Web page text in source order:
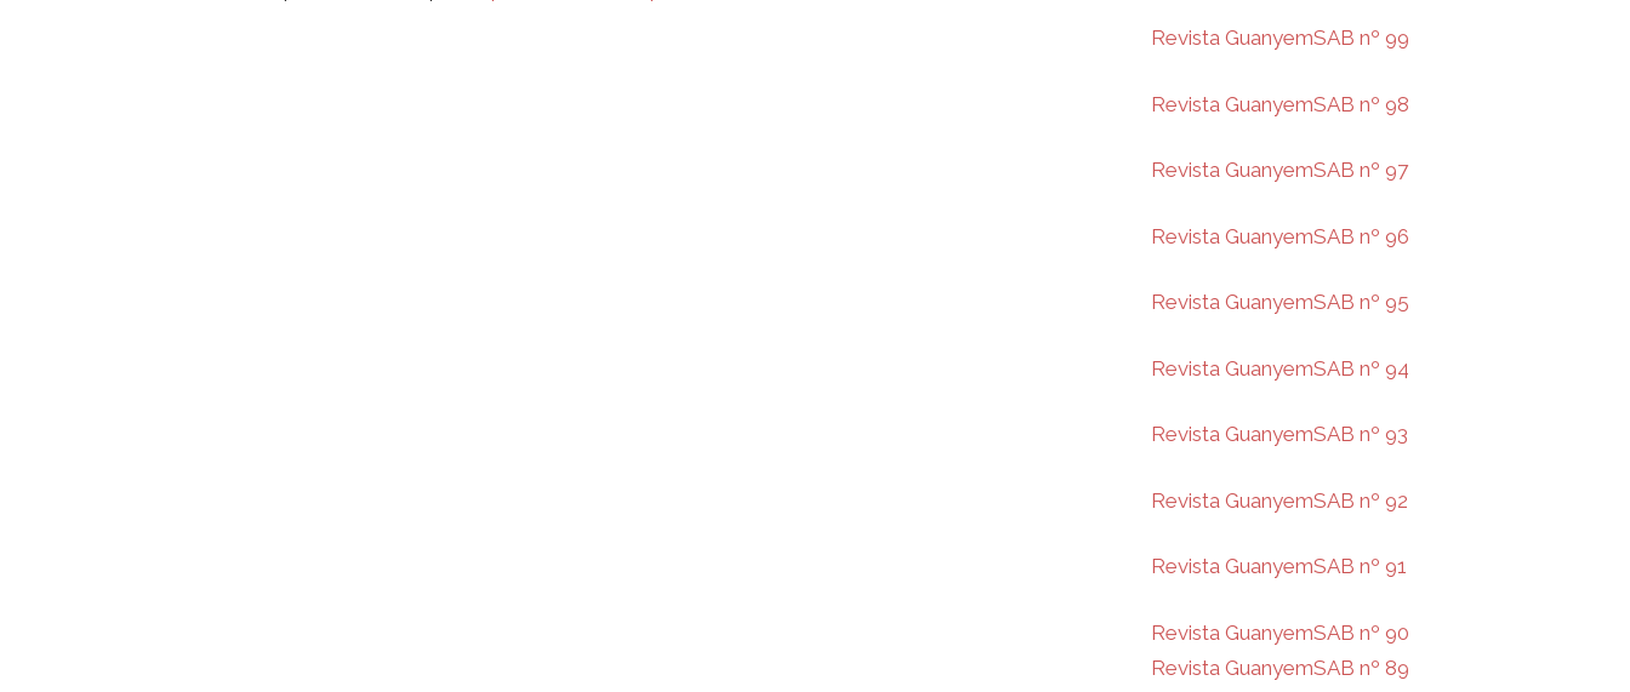
Revista GuanyemSAB nº 99
Revista GuanyemSAB nº 98
Revista GuanyemSAB nº 97
Revista GuanyemSAB nº 96
Revista GuanyemSAB nº 95
Revista GuanyemSAB nº 94
Revista GuanyemSAB nº 93
Revista GuanyemSAB nº 92
Revista GuanyemSAB nº 91
Revista GuanyemSAB nº 90
Revista GuanyemSAB nº 89